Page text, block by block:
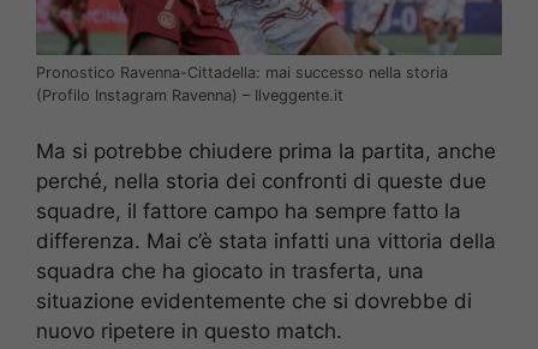
Pronostico Ravenna-Cittadella: mai successo nella storia
(Profilo Instagram Ravenna) – Ilveggente.it
Ma si potrebbe chiudere prima la partita, anche
perché, nella storia dei confronti di queste due
squadre, il fattore campo ha sempre fatto la
differenza. Mai c’è stata infatti una vittoria della
squadra che ha giocato in trasferta, una
situazione evidentemente che si dovrebbe di
nuovo ripetere in questo match.